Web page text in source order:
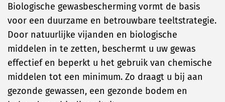
Biologische gewasbescherming vormt de basis
voor een duurzame en betrouwbare teeltstrategie.
Door natuurlijke vijanden en biologische
middelen in te zetten, beschermt u uw gewas
effectief en beperkt u het gebruik van chemische
middelen tot een minimum. Zo draagt u bij aan
gezonde gewassen, een gezonde bodem en